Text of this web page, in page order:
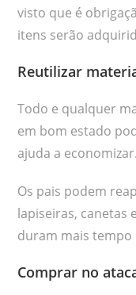
visto que é
itens serão
Reutilizar
Todo e qualquer
em bom estado
ajuda a economizar.
Os pais podem
lapiseiras, canetas
duram mais tempo
Comprar no